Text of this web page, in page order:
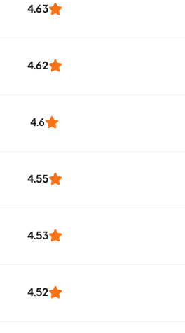
4.63
4.62
4.6
4.55
4.53
4.52